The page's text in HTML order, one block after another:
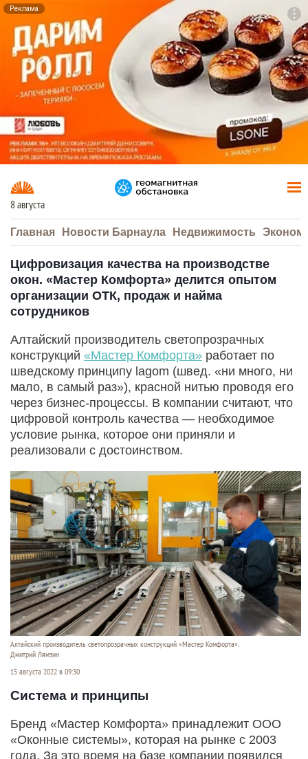
Реклама
8 августа
Главная Новости Барнаула Недвижимость
Цифровизация качества на производстве
окон. «Мастер Комфорта» делится опытом
организации ОТК, продаж и найма
сотрудников
Алтайский производитель светопрозрачных
конструкций «Мастер Комфорта» работает по
шведскому принципу lagom (швед. «ни много, ни
мало, в самый раз»), красной нитью проводя его
через бизнес-процессы. В компании считают, что
цифровой контроль качества — необходимое
условие рынка, которое они приняли и
реализовали с достоинством.
Алтайский производитель светопрозрачных конструкций «Мастер Комфорта».
Дмитрий Лямзин
15 августа 2022 в 09:30
Система и принципы
Бренд «Мастер Комфорта» принадлежит ООО
«Оконные системы», которая на рынке с 2003
года. За это время на базе компании появился